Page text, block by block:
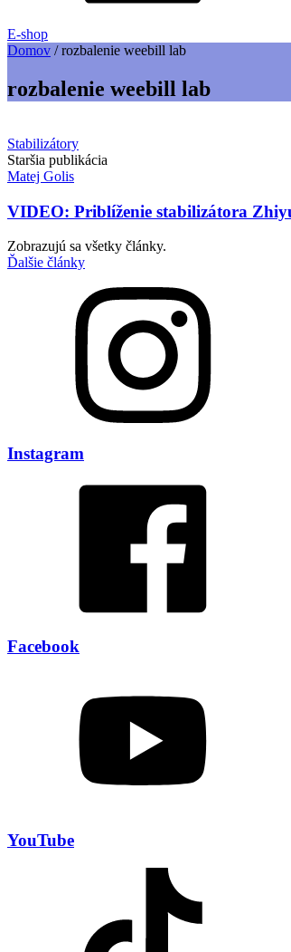
E-shop
Domov /rozbalenie weebill lab
rozbalenie weebill lab
Stabilizátory
Staršia publikácia
Matej Golis
VIDEO: Priblíženie stabilizátora
Zobrazujú sa všetky články.
Ďalšie články
Instagram
Facebook
YouTube